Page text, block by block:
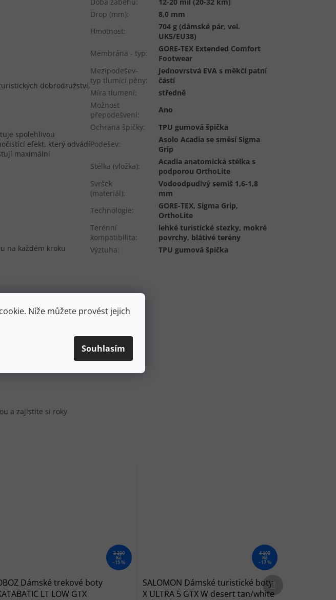
Níže můžete provést jejich
Souhlasím
dobrodružství,
spolehlivou
efekt, který odvádí
maximální
na každém kroku
oporu klenby.
a zajišťuje stabilitu při
a zajistíte si roky
Drop (mm):
8,0 mm
Hmotnost:
704 g (dámské pár, vel.
UK5/EU38)
Membrána - typ:
GORE-TEX Extended Comfort
Footwear
Mezipodešev-
typ tlumící pěny:
Jednovrstvá EVA s měkčí patní
částí
Míra tlumení:
středně
Možnost
přepodešvení:
Ano
Ochrana špičky:
TPU gumová špička
Podešev:
Asolo Acadia se směsí Sigma
Grip
Stélka (vložka):
Acadia anatomická stélka s
podporou OrthoLite
Svršek
(materiál):
Vodoodpudivý semiš 1,6-1,8
mm
Technologie:
GORE-TEX, Sigma Grip,
OrthoLite
Terénní
kompatibilita:
lehké turistické stezky, mokré
povrchy, blátivé terény
Výztuha: TPU gumová špička
3 399
Kč
–15 %
Dámské trekové boty
LT LOW GTX
4 099
Kč
–17 %
SALOMON Dámské turistické boty
X ULTRA 5 GTX W desert tan/white